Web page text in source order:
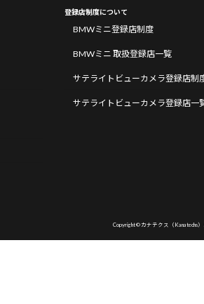
登録店制度について
BMWミニ登録店制度
BMWミニ 取扱登録店一覧
サテライトビューカメラ登録店制
サテライトビューカメラ登録店一
Copyright © カナテクス（Kanatechs）